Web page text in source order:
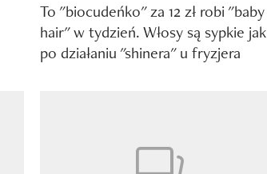
To "biocudeńko" za 12 zł robi "baby
hair" w tydzień. Włosy są sypkie jak
po działaniu "shinera" u fryzjera